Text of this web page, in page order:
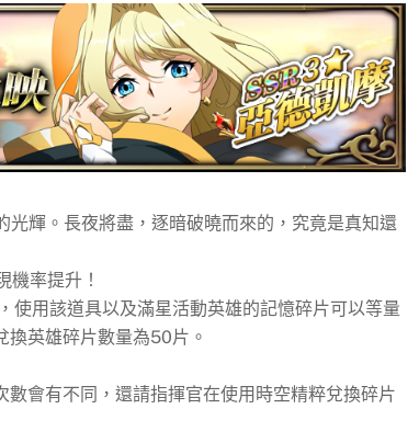
輝。長夜將盡，逐暗破曉而來的，究竟是真知還
機率提升！
使用該道具以及滿星活動英雄的記憶碎片可以等量
換英雄碎片數量為50片。
會有不同，還請指揮官在使用時空精粹兌換碎片